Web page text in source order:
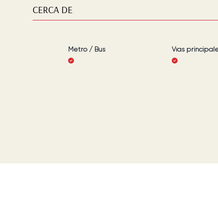
CERCA DE
Metro / Bus Vías